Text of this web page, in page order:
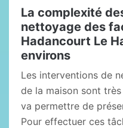
La complexité
nettoyage des
Hadancourt Le
environs
Les interventions de
de la maison sont
va permettre de
Pour effectuer ces